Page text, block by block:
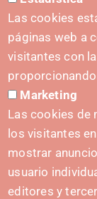
Kit de prensa
INICIATIVAS
Navarra
Spain Living
Apoyo al
Gemelos
Las cookies
páginas web a
visitantes con
Marketing
Las cookies de
los visitantes
mostrar
usuario
editores y